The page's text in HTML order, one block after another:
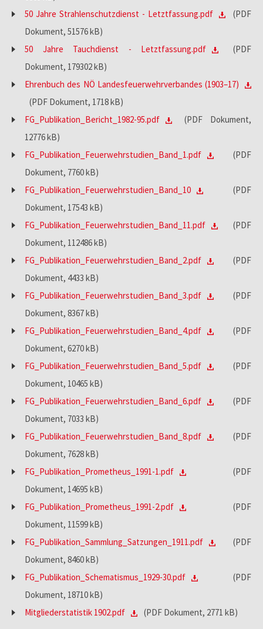
50 Jahre Strahlenschutzdienst - Letztfassung.pdf
(PDF
Dokument, 51576 kB)
50 Jahre Tauchdienst - Letztfassung.pdf
(PDF
Dokument, 179302 kB)
Ehrenbuch des NÖ Landesfeuerwehrverbandes (1903–17)
(PDF Dokument, 1718 kB)
FG_Publikation_Bericht_1982-95.pdf
(PDF Dokument,
12776 kB)
FG_Publikation_Feuerwehrstudien_Band_1.pdf
(PDF
Dokument, 7760 kB)
FG_Publikation_Feuerwehrstudien_Band_10
(PDF
Dokument, 17543 kB)
FG_Publikation_Feuerwehrstudien_Band_11.pdf
(PDF
Dokument, 112486 kB)
FG_Publikation_Feuerwehrstudien_Band_2.pdf
(PDF
Dokument, 4433 kB)
FG_Publikation_Feuerwehrstudien_Band_3.pdf
(PDF
Dokument, 8367 kB)
FG_Publikation_Feuerwehrstudien_Band_4.pdf
(PDF
Dokument, 6270 kB)
FG_Publikation_Feuerwehrstudien_Band_5.pdf
(PDF
Dokument, 10465 kB)
FG_Publikation_Feuerwehrstudien_Band_6.pdf
(PDF
Dokument, 7033 kB)
FG_Publikation_Feuerwehrstudien_Band_8.pdf
(PDF
Dokument, 7628 kB)
FG_Publikation_Prometheus_1991-1.pdf
(PDF
Dokument, 14695 kB)
FG_Publikation_Prometheus_1991-2.pdf
(PDF
Dokument, 11599 kB)
FG_Publikation_Sammlung_Satzungen_1911.pdf
(PDF
Dokument, 8460 kB)
FG_Publikation_Schematismus_1929-30.pdf
(PDF
Dokument, 18710 kB)
Mitgliederstatistik 1902.pdf
(PDF Dokument, 2771 kB)